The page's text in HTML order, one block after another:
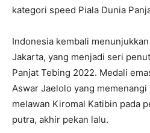
kategori speed Piala Dunia
Indonesia kembali
Jakarta, yang menjadi seri
Panjat Tebing 2022. Medali
Aswar Jaelolo yang memenangi
melawan Kiromal Katibin pada
putra, akhir pekan lalu.